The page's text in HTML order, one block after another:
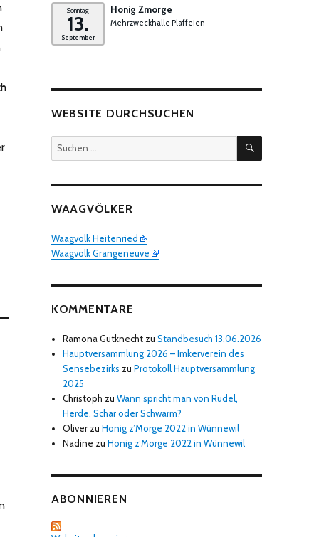
Sonntag
13.
September
Honig Zmorge
Mehrzweckhalle Plaffeien
WEBSITE DURCHSUCHEN
Suchen
SUCHEN
WAAGVÖLKER
Waagvolk Heitenried
Waagvolk Grangeneuve
KOMMENTARE
Ramona Gutknecht zuStandbesuch 13.06.2026
Hauptversammlung 2026 – Imkerverein des
Sensebezirks zuProtokoll Hauptversammlung
2025
Christoph zuWann spricht man von Rudel,
Herde, Schar oder Schwarm?
Oliver zuHonig z’Morge 2022 in Wünnewil
Nadine zuHonig z’Morge 2022 in Wünnewil
ABONNIEREN